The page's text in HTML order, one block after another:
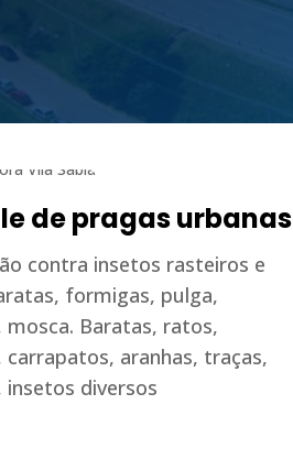
de pragas urbanas
contra insetos rasteiros e
formigas, pulga,
mosca. Baratas, ratos,
carrapatos, aranhas, traças,
insetos diversos